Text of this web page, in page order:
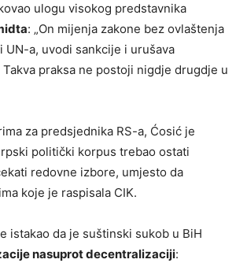
ulogu visokog predstavnika
: „On mijenja zakone bez ovlaštenja
UN-a, uvodi sankcije i urušava
praksa ne postoji nigdje drugdje u
za predsjednika RS-a, Ćosić je
politički korpus trebao ostati
redovne izbore, umjesto da
koje je raspisala CIK.
istakao da je suštinski sukob u BiH
nasuprot decentralizaciji: